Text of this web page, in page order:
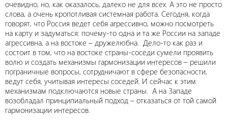
очевидно, но, как оказалось, далеко не для всех. А это не просто
слова, а очень кропотливая системная работа. Сегодня, когда
говорят, что Россия ведет себя агрессивно, можно посмотреть
на карту и задуматься: почему-то одна и та же России на западе
агрессивна, а на востоке – дружелюбна. Дело-то как раз и
состоит в том, что на востоке страны-соседи сумели проявить
волю и создать механизмы гармонизации интересов – решили
пограничные вопросы, сотрудничают в сфере безопасности,
ведут себя, учитывая интересы соседей. И сейчас к этим
механизмам подключаются новые страны. А на Западе
возобладал принципиальный подход – отказаться от той самой
гармонизации интересов.